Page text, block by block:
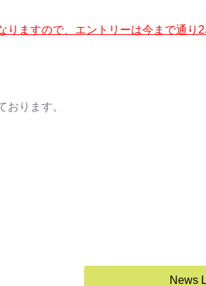
りますので、エントリーは今まで通り
おります。
News